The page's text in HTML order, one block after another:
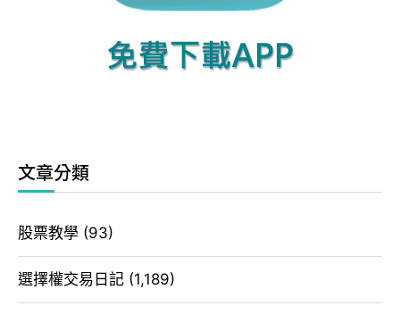
文章分類
股票教學 (93)
選擇權交易日記 (1,189)